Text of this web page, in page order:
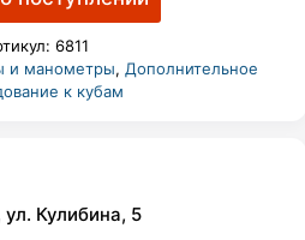
6811
и манометры, Дополнительное
к кубам
Кулибина, 5